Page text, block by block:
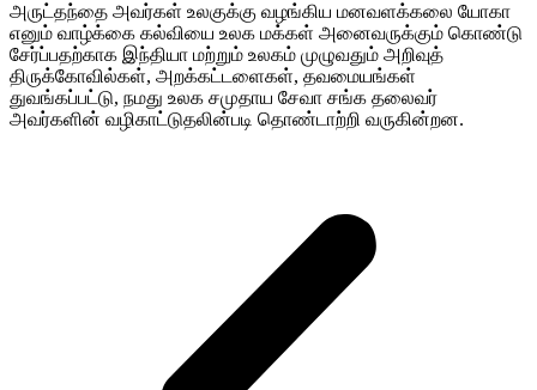
அருட்தந்தை அவர்கள் உலகுக்கு வழங்கிய மனவளக்கலை யோகா
எனும் வாழ்க்கை கல்வியை உலக மக்கள் அனைவருக்கும் கொண்டு
சேர்ப்பதற்காக இந்தியா மற்றும் உலகம் முழுவதும் அறிவுத்
திருக்கோவில்கள், அறக்கட்டளைகள், தவமையங்கள்
துவங்கப்பட்டு, நமது உலக சமுதாய சேவா சங்க தலைவர்
அவர்களின் வழிகாட்டுதலின்படி தொண்டாற்றி வருகின்றன.